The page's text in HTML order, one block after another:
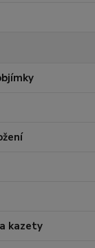
kazety